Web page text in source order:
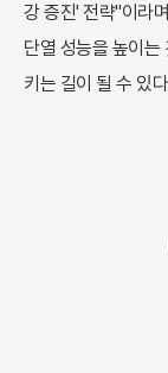
강 증진' 전략"이라
단열 성능을 높이는
키는 길이 될 수 있